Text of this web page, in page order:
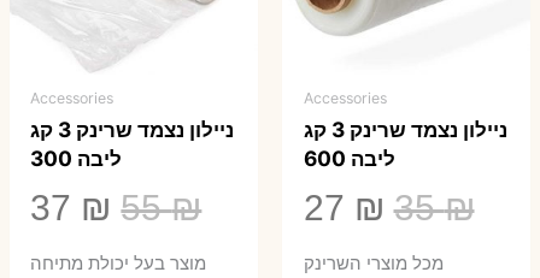
Accessories
ניילון נצמד שרינק 3 קג
ליבה 600
35₪
המחיר
המקורי
27 ₪
הנוכחי
מכל מוצרי השרינק
Accessories
ניילון נצמד שרינק 3 קג
ליבה 300
55₪
המחיר
המקורי
37 ₪
מוצר בעל יכולת מתיחה